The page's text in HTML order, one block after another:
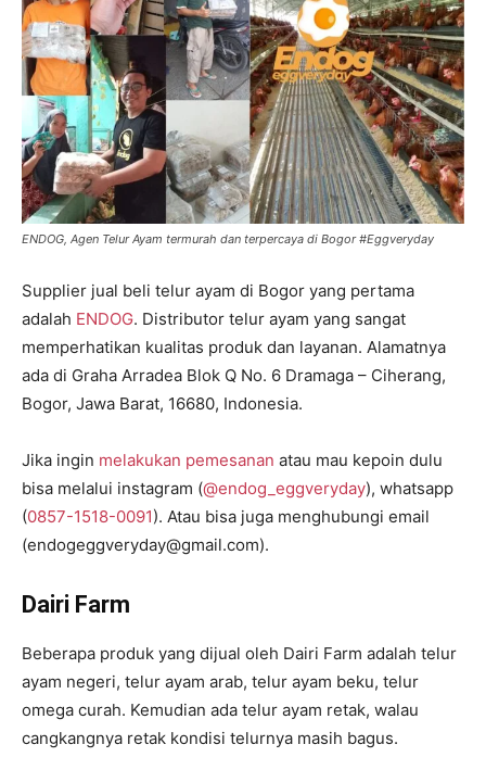
ENDOG, Agen Telur Ayam termurah dan terpercaya di Bogor #Eggveryday
Supplier jual beli telur ayam di Bogor yang pertama
adalah ENDOG. Distributor telur ayam yang sangat
memperhatikan kualitas produk dan layanan. Alamatnya
ada di Graha Arradea Blok Q No. 6 Dramaga – Ciherang,
Bogor, Jawa Barat, 16680, Indonesia.
Jika ingin melakukan pemesanan atau mau kepoin dulu
bisa melalui instagram (@endog_eggveryday), whatsapp
(0857-1518-0091). Atau bisa juga menghubungi email
(endogeggveryday@gmail.com).
Dairi Farm
Beberapa produk yang dijual oleh Dairi Farm adalah telur
ayam negeri, telur ayam arab, telur ayam beku, telur
omega curah. Kemudian ada telur ayam retak, walau
cangkangnya retak kondisi telurnya masih bagus.